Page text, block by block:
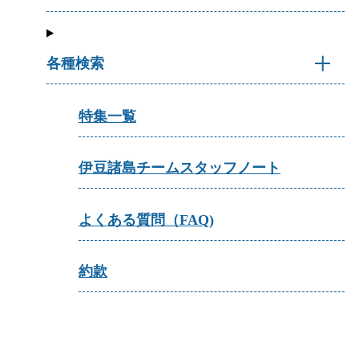
各種検索
特集一覧
伊豆諸島チームスタッフノート
よくある質問（FAQ)
約款